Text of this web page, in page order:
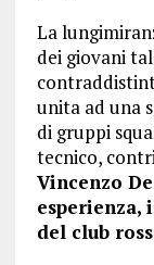
La
dei giovani
unita ad una
di gruppi
tecnico,
Vincenzo
esperienza,
del club